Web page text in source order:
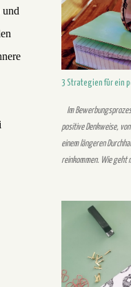
nicht einen Satz
und nachvollziehbar
lesen versteht. Auch
einen gemeinsamen
einer Person gehören.
sollte auf den ersten
3 Strategien für ein
Im
positive Denkweise,
einem längeren
reinkommen. Wie geht
Bewerbungsprozess
durch im
beworben und hörst
die Rückmeldung,
Situationen benötigst